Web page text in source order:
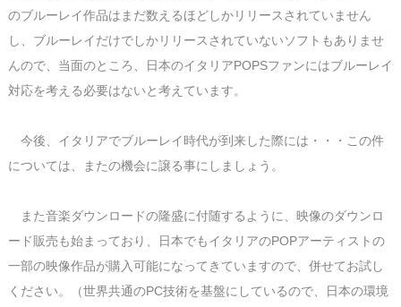
のブルーレイ作品はまだ数えるほどしかリリースされていません
し、ブルーレイだけでしかリリースされていないソフトもありませ
んので、当面のところ、日本のイタリアPOPSファンにはブルーレイ
対応を考える必要はないと考えています。
今後、イタリアでブルーレイ時代が到来した際には・・・この件
については、またの機会に譲る事にしましょう。
また音楽ダウンロードの隆盛に付随するように、映像のダウンロ
ード販売も始まっており、日本でもイタリアのPOPアーティストの
一部の映像作品が購入可能になってきていますので、併せてお試し
ください。（世界共通のPC技術を基盤にしているので、日本の環境